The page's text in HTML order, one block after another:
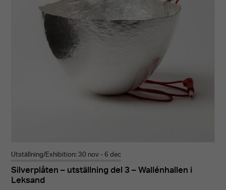
Utställning/Exhibition: 30 nov - 6 dec
Silverplåten – utställning del 3 – Wallénhallen i
Leksand